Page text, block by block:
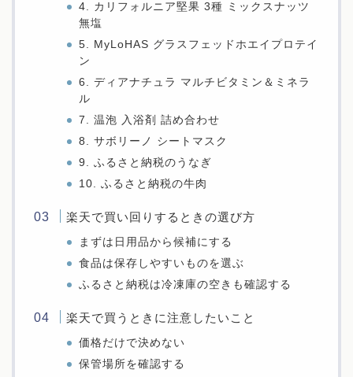
4. カリフォルニア堅果 3種 ミックスナッツ
無塩
5. MyLoHAS グラスフェッドホエイプロテイ
ン
6. ディアナチュラ マルチビタミン＆ミネラ
ル
7. 温泡 入浴剤 詰め合わせ
8. サボリーノ シートマスク
9. ふるさと納税のうなぎ
10. ふるさと納税の牛肉
楽天で買い回りするときの選び方
まずは日用品から候補にする
食品は保存しやすいものを選ぶ
ふるさと納税は冷凍庫の空きも確認する
楽天で買うときに注意したいこと
価格だけで決めない
保管場所を確認する